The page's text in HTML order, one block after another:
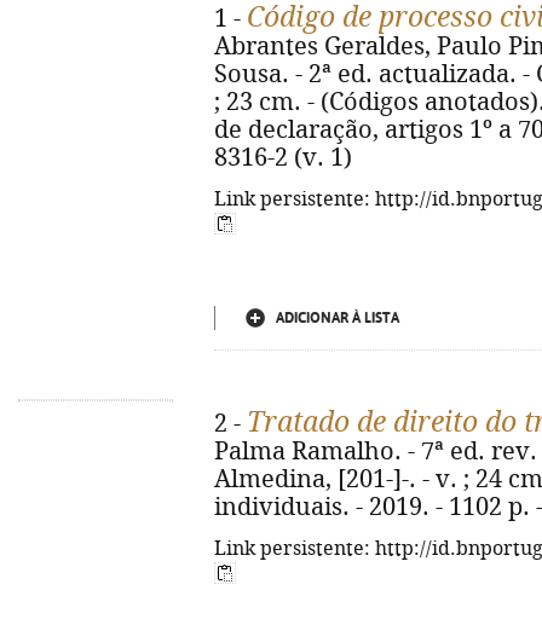
1 - Código de processo
Abrantes Geraldes, Paulo
Sousa. - 2ª ed. actualizada.
; 23 cm. - (Códigos
de declaração, artigos 1º a
8316-2 (v. 1)
Link persistente: http://
ADICIONAR À LISTA
2 - Tratado de direito do
Palma Ramalho. - 7ª ed.
Almedina, [201-]-. - v. ; 24
individuais. - 2019. - 1102 p.
Link persistente: http://